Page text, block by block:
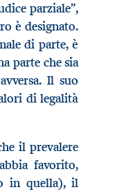
parziale”,
è designato.
di parte, è
parte che sia
Il suo
di legalità
il prevalere
favorito,
in quella), il